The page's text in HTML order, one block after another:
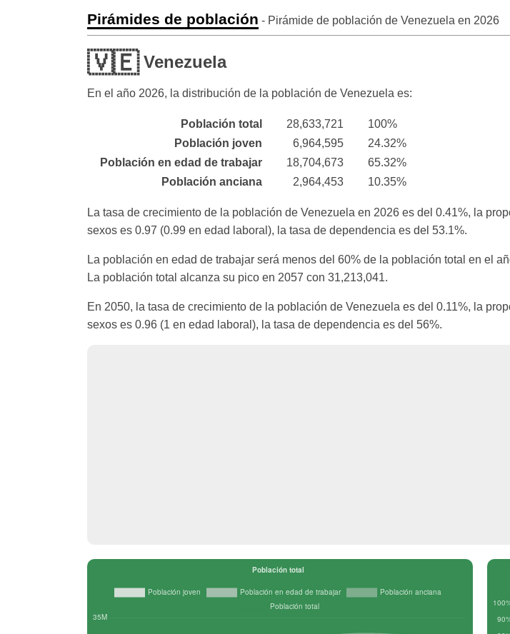
Pirámides de población - Pirámide de población de Venezuela en 2026
🇻🇪Venezuela
En el año 2026, la distribución de la población de Venezuela es:
Población total 28,633,721
100%
Población joven
6,964,595
24.32%
Población en edad de trabajar
18,704,673
65.32%
Población anciana
2,964,453 10.35%
La tasa de crecimiento de la población de Venezuela en 2026 es del 0.41%, la
sexos es 0.97 (0.99 en edad laboral), la tasa de dependencia es del 53.1%.
La población en edad de trabajar será menos del 60% de la población total en el
La población total alcanza su pico en 2057 con 31,213,041.
En 2050, la tasa de crecimiento de la población de Venezuela es del 0.11%, la
sexos es 0.96 (1 en edad laboral), la tasa de dependencia es del 56%.